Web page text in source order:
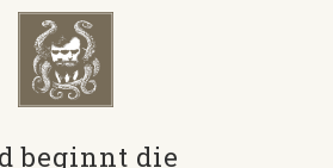
beginnt die